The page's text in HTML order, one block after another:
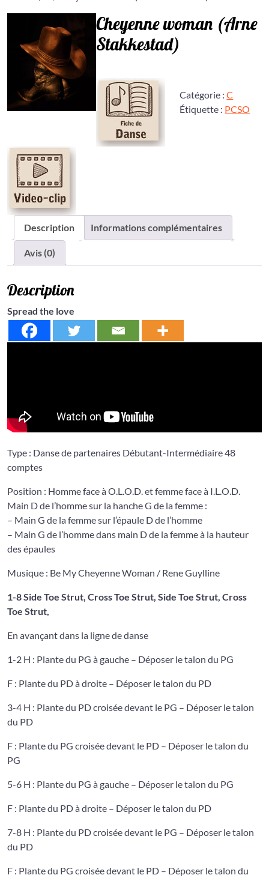
Cheyenne woman (Arne
Stakkestad)
Catégorie :C
Étiquette : PCSO
Description Informations complémentaires
Avis (0)
Description
Spread the love
Type : Danse de partenaires Débutant-Intermédiaire 48
comptes
Position : Homme face à O.L.O.D. et femme face à I.L.O.D.
Main D de l’homme sur la hanche G de la femme :
– Main G de la femme sur l’épaule D de l’homme
– Main G de l’homme dans main D de la femme à la hauteur
des épaules
Musique : Be My Cheyenne Woman / Rene Guylline
1-8 Side Toe Strut, Cross Toe Strut, Side Toe Strut, Cross
Toe Strut,
En avançant dans la ligne de danse
1-2 H : Plante du PG à gauche – Déposer le talon du PG
F : Plante du PD à droite – Déposer le talon du PD
3-4 H : Plante du PD croisée devant le PG – Déposer le talon
du PD
F : Plante du PG croisée devant le PD – Déposer le talon du
PG
5-6 H : Plante du PG à gauche – Déposer le talon du PG
F : Plante du PD à droite – Déposer le talon du PD
7-8 H : Plante du PD croisée devant le PG – Déposer le talon
du PD
F : Plante du PG croisée devant le PD – Déposer le talon du